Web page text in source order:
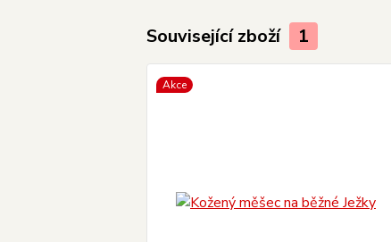
Související zboží 1
Akce